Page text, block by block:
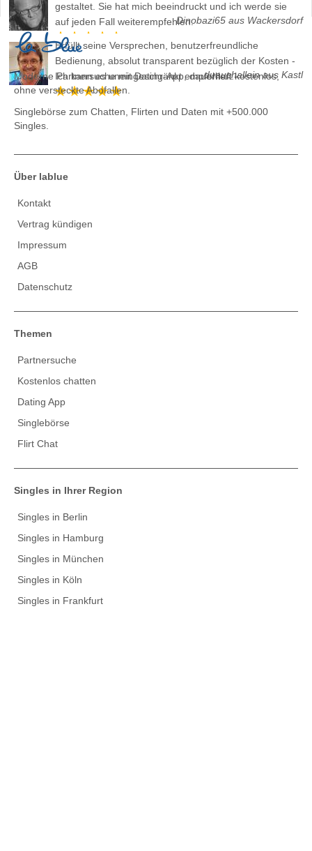
gestaltet. Sie hat mich beeindruckt und ich werde sie
auf jeden Fall weiterempfehlen.Dinobazi65 aus Wackersdorf
Erfüllt seine Versprechen, benutzerfreundliche
Bedienung, absolut transparent bezüglich der Kosten -
Ich kann es uneingeschränkt empfehlen.duauchallein aus Kastl
Moderne Partnersuche mit Dating-App, dauerhaft kostenlos,
ohne versteckte Abofallen.
Singlebörse zum Chatten, Flirten und Daten mit +500.000
Singles.
Über lablue
Kontakt
Vertrag kündigen
Impressum
AGB
Datenschutz
Themen
Partnersuche
Kostenlos chatten
Dating App
Singlebörse
Flirt Chat
Singles in Ihrer Region
Singles in Berlin
Singles in Hamburg
Singles in München
Singles in Köln
Singles in Frankfurt